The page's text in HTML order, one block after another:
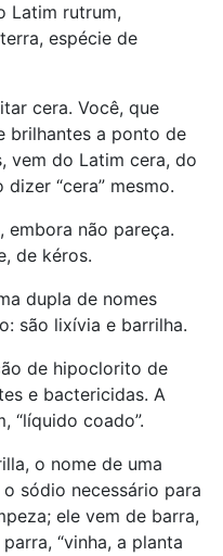
Latim rutrum,
espécie de
cera. Você, que
brilhantes a ponto de
vem do Latim cera, do
“cera” mesmo.
embora não pareça.
de kéros.
dupla de nomes
são lixívia e barrilha.
de hipoclorito de
e bactericidas. A
“líquido coado”.
o nome de uma
sódio necessário para
ele vem de barra,
“vinha, a planta